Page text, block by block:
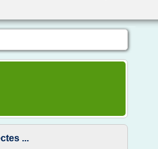
...